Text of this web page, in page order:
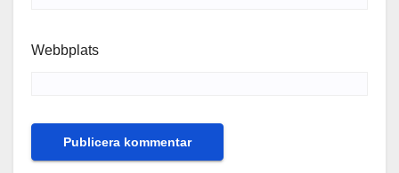
Webbplats